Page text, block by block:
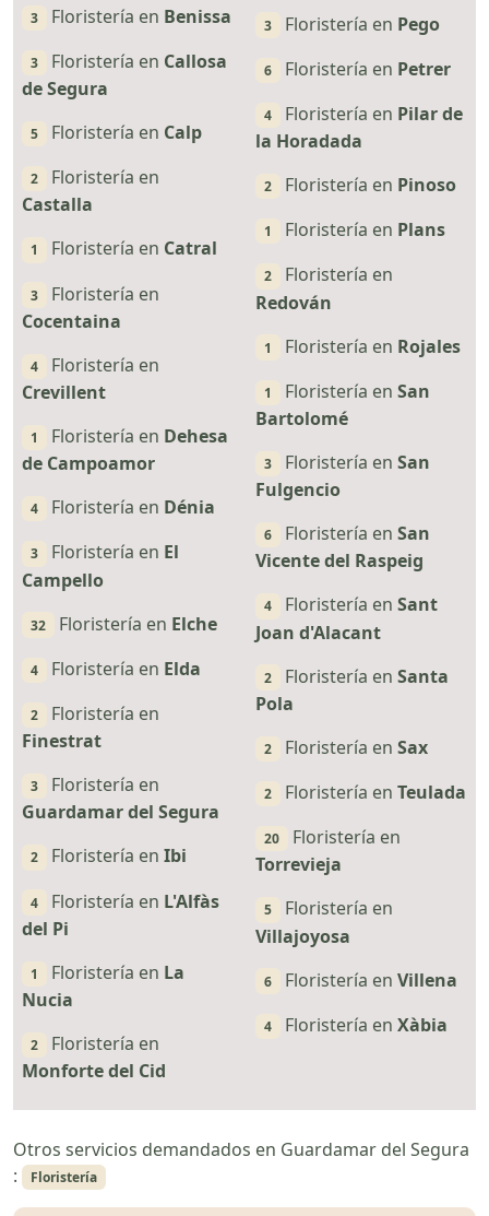
3 Floristería en Benissa
3 Floristería en Callosa
de Segura
5 Floristería en Calp
2
Floristería en
Castalla
1 Floristería en Catral
3
Floristería en
Cocentaina
4
Floristería en
Crevillent
1 Floristería en Dehesa
de Campoamor
4 Floristería en Dénia
3 Floristería en El
Campello
32 Floristería en Elche
4 Floristería en Elda
2
Floristería en
Finestrat
3
Floristería en
Guardamar del Segura
2 Floristería en Ibi
4 Floristería en L'Alfàs
del Pi
1 Floristería en La
Nucia
2
Floristería en
Monforte del Cid
3 Floristería en Pego
6 Floristería en Petrer
4 Floristería en Pilar de
la Horadada
2 Floristería en Pinoso
1 Floristería en Plans
2
Floristería en
Redován
1 Floristería en Rojales
1 Floristería en San
Bartolomé
3 Floristería en San
Fulgencio
6 Floristería en San
Vicente del Raspeig
4 Floristería en Sant
Joan d'Alacant
2 Floristería en Santa
Pola
2 Floristería en Sax
2 Floristería en Teulada
20
Floristería en
Torrevieja
5
Floristería en
Villajoyosa
6 Floristería en Villena
4 Floristería en Xàbia
Otros servicios demandados en Guardamar del Segura
:
Floristería